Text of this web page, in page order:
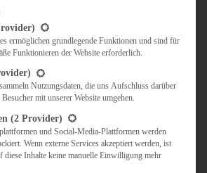
UNTERWEGS
KULINARISCH UNTERWEGS
Gruppen, für die eine Einwilligung erteilt werden
ermöglichen grundlegende Funktionen und sind für
Funktionieren der Website erforderlich.
Nutzungsdaten, die uns Aufschluss darüber
mit unserer Website umgehen.
(2 Provider)
und Social-Media-Plattformen werden
Wenn externe Services akzeptiert werden, ist
Inhalte keine manuelle Einwilligung mehr